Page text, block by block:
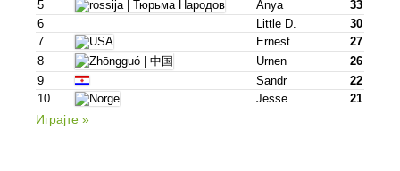
5
Anya
33
6
Little D.
30
7
Ernest
27
8
Urnen
26
9
Sandr
22
10
Jesse . 21
Играјте »